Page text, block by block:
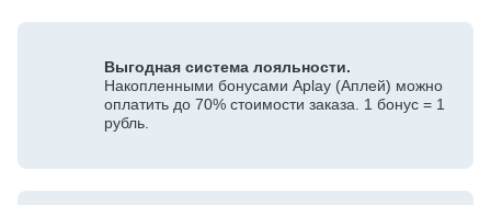
Выгодная система лояльности.
Накопленными бонусами Aplay (Аплей) можно
оплатить до 70% стоимости заказа. 1 бонус = 1
рубль.